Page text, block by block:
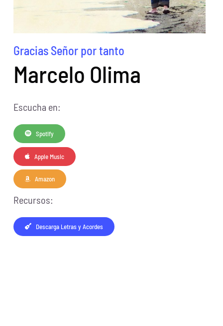
Gracias Señor por tanto
Marcelo Olima
Escucha en:
Spotify
Apple Music
Amazon
Recursos:
Descarga Letras y Acordes